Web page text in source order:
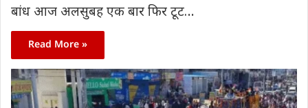
बांध आज अलसुबह एक बार फिर टूट…
Read More »